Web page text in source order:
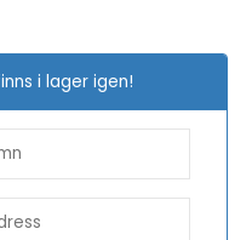
i lager igen!